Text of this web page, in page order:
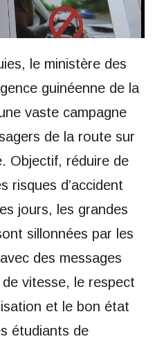
le ministère des
guinéenne de la
vaste campagne
de la route sur
Objectif, réduire de
risques d’accident
jours, les grandes
sillonnées par les
des messages
vitesse, le respect
et le bon état
étudiants de